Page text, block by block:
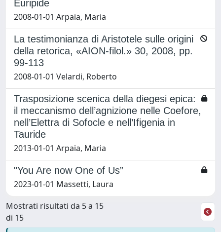
Euripide
2008-01-01 Arpaia, Maria
La testimonianza di Aristotele sulle origini
della retorica, «AION-filol.» 30, 2008, pp.
99-113
2008-01-01 Velardi, Roberto
Trasposizione scenica della diegesi epica:
il meccanismo dell’agnizione nelle Coefore,
nell’Elettra di Sofocle e nell’Ifigenia in
Tauride
2013-01-01 Arpaia, Maria
"You Are now One of Us”
2023-01-01 Massetti, Laura
Mostrati risultati da 5 a 15
di 15